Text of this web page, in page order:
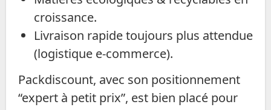
croissance.
Livraison rapide toujours plus attendue
(logistique e-commerce).
Packdiscount, avec son positionnement
“expert à petit prix”, est bien placé pour